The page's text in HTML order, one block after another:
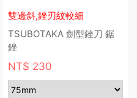
雙邊斜,銼刃紋較細
TSUBOTAKA 劍型銼刀 鋸
銼
NT$ 230